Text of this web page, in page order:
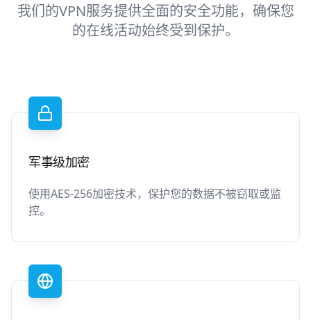
我们的VPN服务提供全面的安全功能，确保您
的在线活动始终受到保护。
军事级加密
使用AES-256加密技术，保护您的数据不被窃取或监
控。